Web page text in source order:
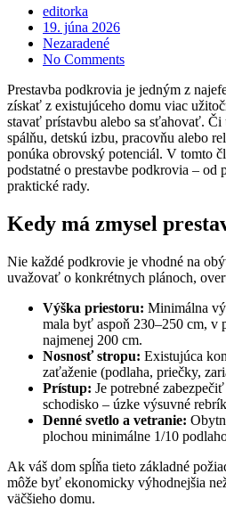
editorka
Posted
on
19. júna 2026
Nezaradené
No Comments
Prestavba podkrovia je jedným z
získať z existujúceho domu viac
stavať prístavbu alebo sa sťahovať.
spálňu, detskú izbu, pracovňu alebo
ponúka obrovský potenciál. V tomto
podstatné o prestavbe podkrovia – od
praktické rady.
Kedy má zmysel
Nie každé podkrovie je vhodné na
uvažovať o konkrétnych plánoch,
Výška priestoru: Minimálna
mala byť aspoň 230–250 cm, v
najmenej 200 cm.
Nosnosť stropu: Existujúca
zaťaženie (podlaha, priečky,
Prístup: Je potrebné
schodisko – úzke výsuvné
Denné svetlo a vetranie:
plochou minimálne 1/10
Ak váš dom spĺňa tieto základné
môže byť ekonomicky výhodnejšia
väčšieho domu.